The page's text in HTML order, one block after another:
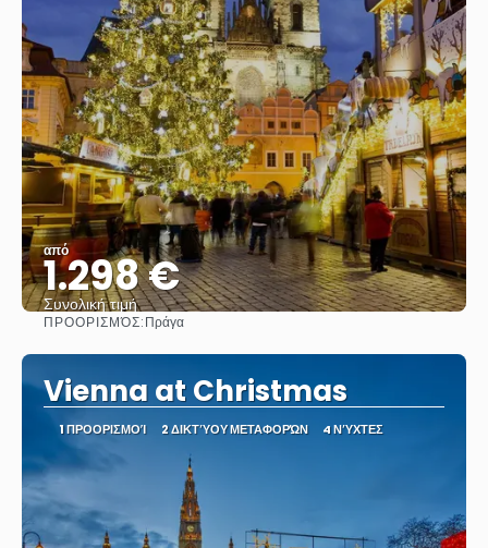
από
1.298 €
Συνολική τιμή
ΠΡΟΟΡΙΣΜΌΣ:Πράγα
Vienna at Christmas
1 ΠΡΟΟΡΙΣΜΟΊ 2 ΔΙΚΤΎΟΥ ΜΕΤΑΦΟΡΏΝ 4 ΝΎΧΤΕΣ